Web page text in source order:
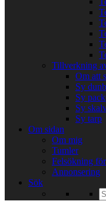
Tillverkning
Om att
Sy
Sy
Sy
Sy tarp
Om sidan
Om mig
Tumler
Felsökning
Annonsering
Sök